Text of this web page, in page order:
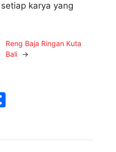
karya yang
Reng Baja Ringan Kuta
Bali →